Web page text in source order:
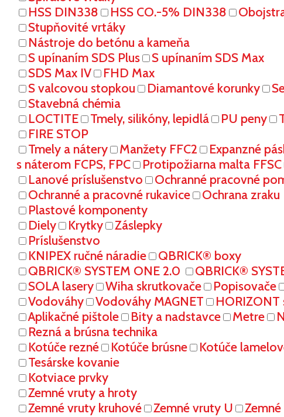
HSS DIN338
HSS CO.-5% DIN338
Stupňovité vrtáky
Nástroje do betónu a kameňa
S upínaním SDS Plus
S upínaním SDS Max
SDS Max IV
FHD Max
S valcovou stopkou
Diamantové korunky
Stavebná chémia
LOCTITE
Tmely, silikóny, lepidlá PU peny
FIRE STOP
Tmely a nátery
Manžety FFC2 Expanzné
s náterom FCPS, FPC
Protipožiarna malta FFSC
Lanové príslušenstvo
Ochranné pracovné
Ochranné a pracovné rukavice
Ochrana zraku
Plastové komponenty
Diely
Krytky
Záslepky
Príslušenstvo
KNIPEX ručné náradie
QBRICK® boxy
QBRICK® SYSTEM ONE 2.0
QBRICK®
SOLA lasery
Wiha skrutkovače Popisovače
Vodováhy
Vodováhy MAGNET
Aplikačné pištole
Bity a nadstavce Metre
Rezná a brúsna technika
Kotúče rezné
Kotúče brúsne Kotúče
Tesárske kovanie
Kotviace prvky
Zemné vruty a hroty
Zemné vruty kruhové
Zemné vruty U